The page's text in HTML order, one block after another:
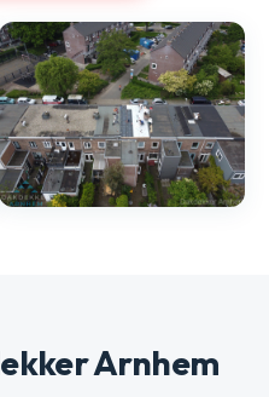
Arnhem